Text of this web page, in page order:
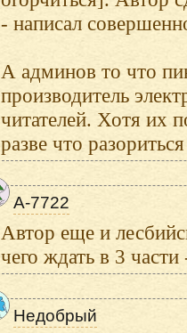
- написал
А админов то что
производитель
читателей. Хотя их
разве что
A-7722
Автор еще и
чего ждать в 3
Недобрый